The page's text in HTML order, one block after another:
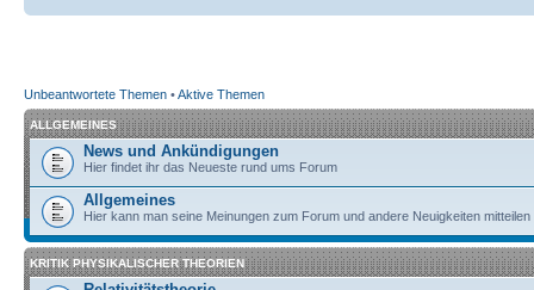
Unbeantwortete Themen •Aktive Themen
ALLGEMEINES
News und Ankündigungen
Hier findet ihr das Neueste rund ums Forum
Allgemeines
Hier kann man seine Meinungen zum Forum und andere Neuigkeiten mitteilen
KRITIK PHYSIKALISCHER THEORIEN